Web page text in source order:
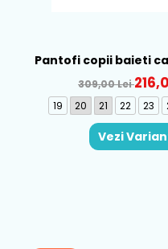
Pantofi copii baieti
piele Biomecanics,
A556
309,00 Lei
19 20 21 22 23
Vezi